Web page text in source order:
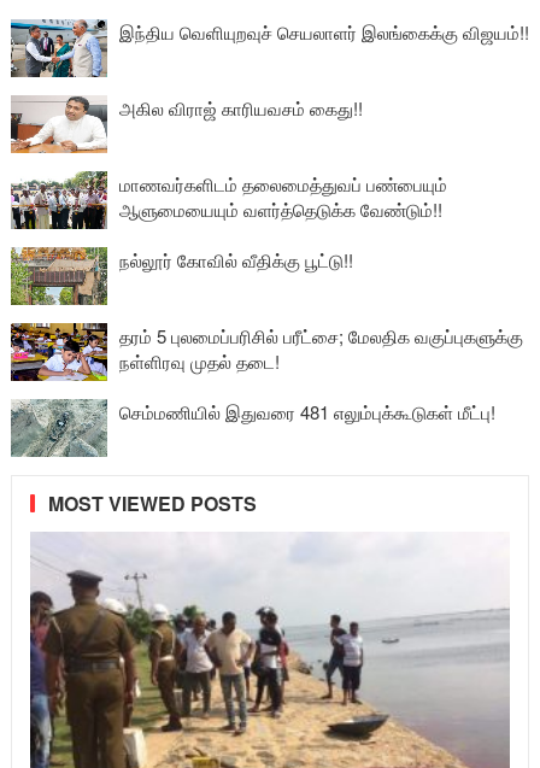
இந்திய வெளியுறவுச் செயலாளர் இலங்கைக்கு விஜயம்!!
அகில விராஜ் காரியவசம் கைது!!
மாணவர்களிடம் தலைமைத்துவப் பண்பையும்
ஆளுமையையும் வளர்த்தெடுக்க வேண்டும்!!
நல்லூர் கோவில் வீதிக்கு பூட்டு!!
தரம் 5 புலமைப்பரிசில் பரீட்சை; மேலதிக வகுப்புகளுக்கு
நள்ளிரவு முதல் தடை!
செம்மணியில் இதுவரை 481 எலும்புக்கூடுகள் மீட்பு!
MOST VIEWED POSTS